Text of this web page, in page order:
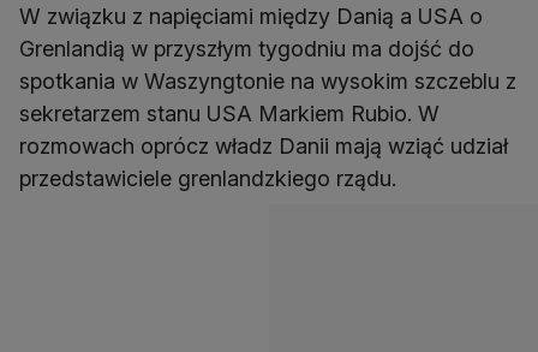
W związku z napięciami między Danią a USA o
Grenlandią w przyszłym tygodniu ma dojść do
spotkania w Waszyngtonie na wysokim szczeblu z
sekretarzem stanu USA Markiem Rubio. W
rozmowach oprócz władz Danii mają wziąć udział
przedstawiciele grenlandzkiego rządu.